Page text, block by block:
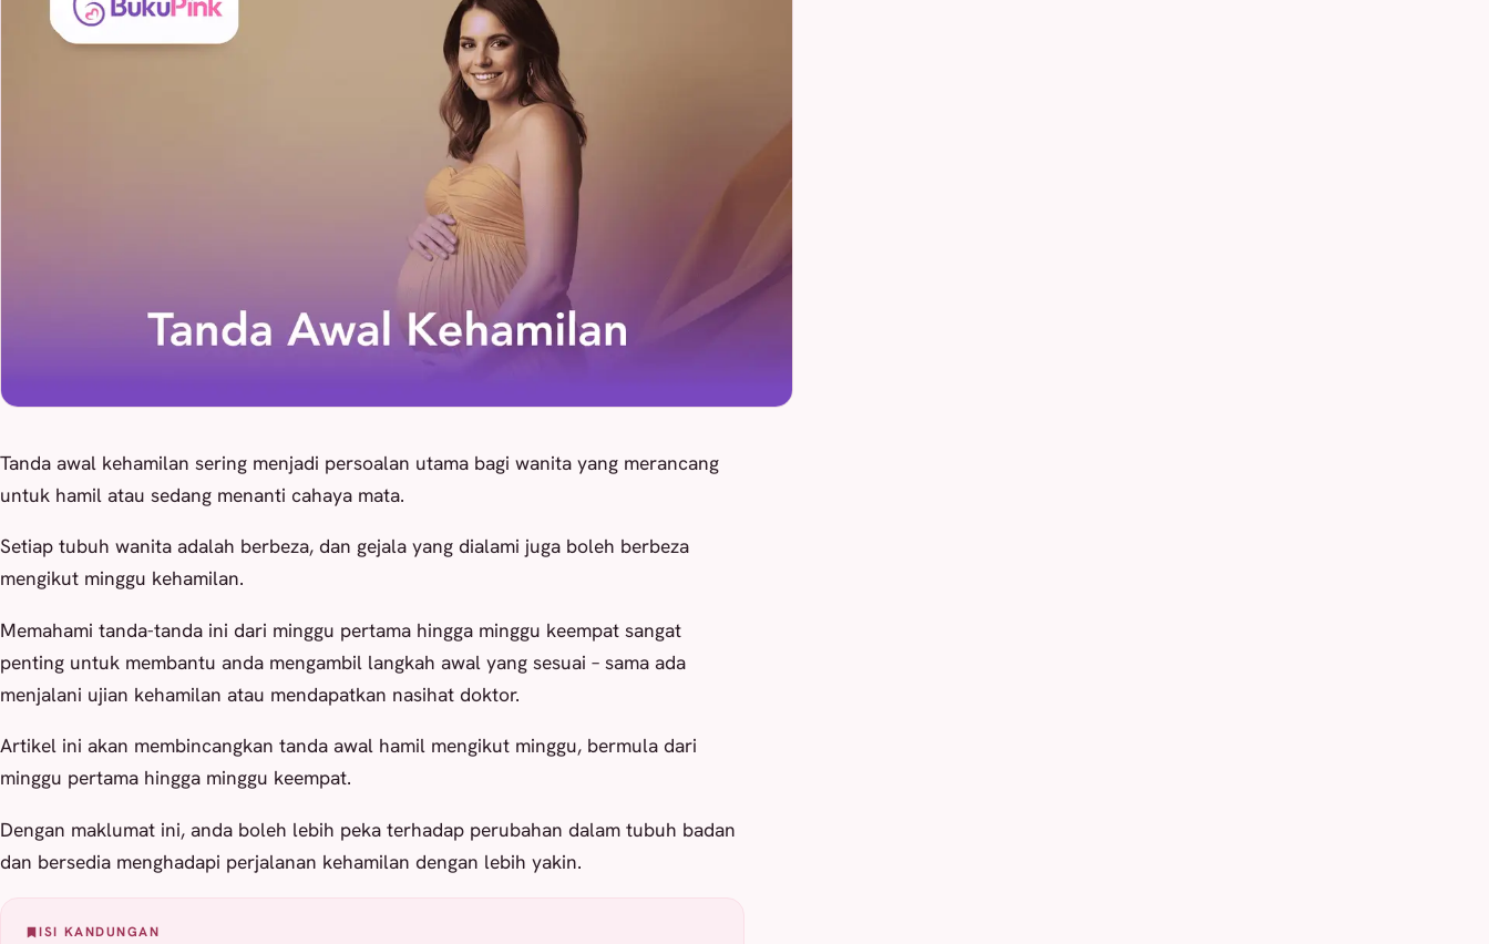
Tanda awal kehamilan sering menjadi persoalan utama bagi wanita yang merancang
untuk hamil atau sedang menanti cahaya mata.
Setiap tubuh wanita adalah berbeza, dan gejala yang dialami juga boleh berbeza
mengikut minggu kehamilan.
Memahami tanda-tanda ini dari minggu pertama hingga minggu keempat sangat
penting untuk membantu anda mengambil langkah awal yang sesuai – sama ada
menjalani ujian kehamilan atau mendapatkan nasihat doktor.
Artikel ini akan membincangkan tanda awal hamil mengikut minggu, bermula dari
minggu pertama hingga minggu keempat.
Dengan maklumat ini, anda boleh lebih peka terhadap perubahan dalam tubuh badan
dan bersedia menghadapi perjalanan kehamilan dengan lebih yakin.
ISI KANDUNGAN